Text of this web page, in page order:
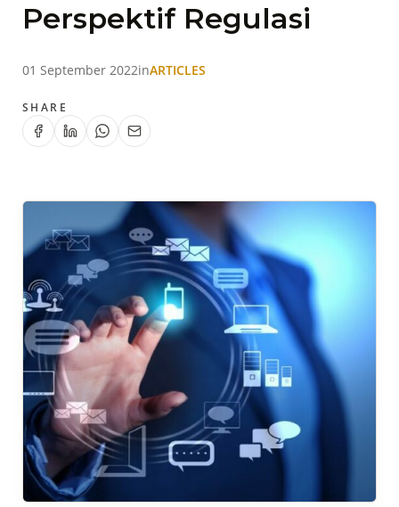
Perspektif Regulasi
01 September 2022inARTICLES
SHARE